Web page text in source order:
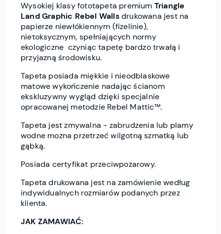
Wysokiej klasy fototapeta premium Triangle
Land Graphic Rebel Wallsdrukowana jest na
papierze niewłókiennym (fizelinie),
nietoksycznym, spełniających normy
ekologiczne czyniąc tapetę bardzo trwałą i
przyjazną środowisku.
Tapeta posiada miękkie i nieodblaskowe
matowe wykończenie nadając ścianom
ekskluzywny wygląd dzięki specjalnie
opracowanej metodzie Rebel Mattic™.
Tapeta jest zmywalna - zabrudzenia lub plamy
wodne można przetrzeć wilgotną szmatką lub
gąbką.
Posiada certyfikat przeciwpożarowy.
Tapeta drukowana jest na zamówienie według
indywidualnych rozmiarów podanych przez
klienta.
JAK ZAMAWIAĆ: